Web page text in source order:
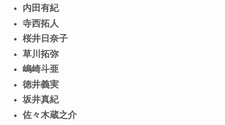
内田有紀
寺西拓人
桜井日奈子
草川拓弥
嶋崎斗亜
徳井義実
坂井真紀
佐々木蔵之介